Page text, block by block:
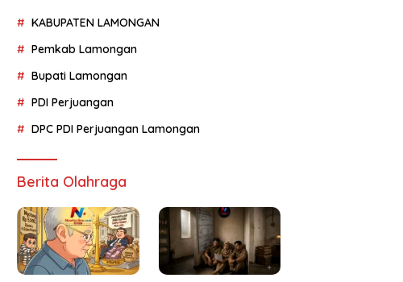
KABUPATEN LAMONGAN
Pemkab Lamongan
Bupati Lamongan
PDI Perjuangan
DPC PDI Perjuangan Lamongan
Berita Olahraga